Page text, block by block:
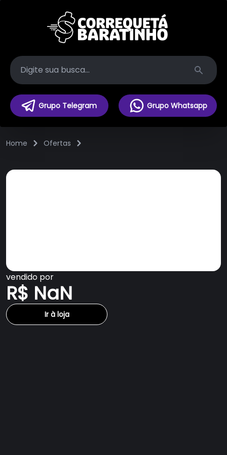
Search
Grupo Telegram Grupo Whatsapp
Home Ofertas
vendido por
R$ NaN
Ir à loja